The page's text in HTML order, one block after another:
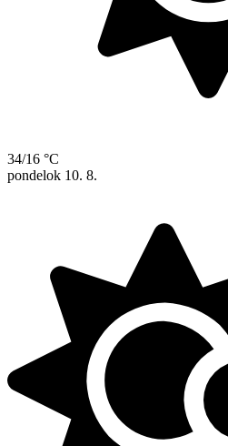
34/16 °C
pondelok 10. 8.